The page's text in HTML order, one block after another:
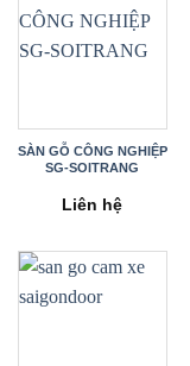
SÀN GỖ CÔNG NGHIỆP
SG-SOITRANG
Liên hệ